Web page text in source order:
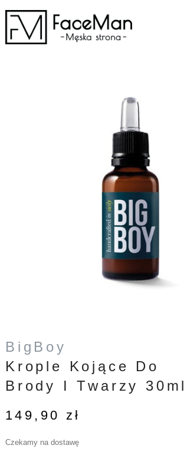
BigBoy
Krople Kojące Do
Brody I Twarzy 30ml
149,90 zł
Czekamy na dostawę